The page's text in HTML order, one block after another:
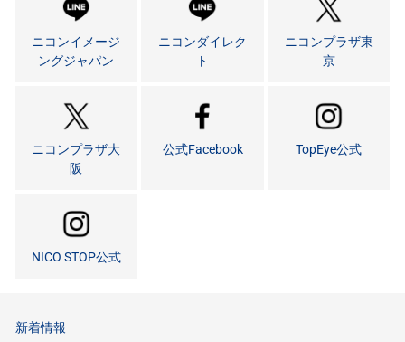
ニコンイメージ
ングジャパン
ニコンダイレク
ト
ニコンプラザ東
京
ニコンプラザ大
阪
公式Facebook TopEye公式
NICO STOP公式
新着情報